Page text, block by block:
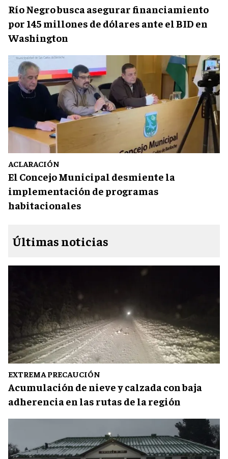
Río Negro busca asegurar financiamiento
por 145 millones de dólares ante el BID en
Washington
ACLARACIÓN
El Concejo Municipal desmiente la
implementación de programas
habitacionales
Últimas noticias
EXTREMA PRECAUCIÓN
Acumulación de nieve y calzada con baja
adherencia en las rutas de la región